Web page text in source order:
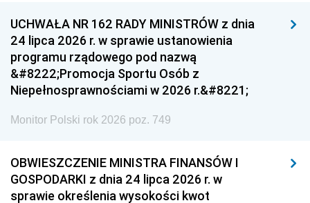
UCHWAŁA NR 162 RADY MINISTRÓW z dnia
24 lipca 2026 r. w sprawie ustanowienia
programu rządowego pod nazwą
&#8222;Promocja Sportu Osób z
Niepełnosprawnościami w 2026 r.&#8221;
Monitor Polski rok 2026 poz. 749
OBWIESZCZENIE MINISTRA FINANSÓW I
GOSPODARKI z dnia 24 lipca 2026 r. w
sprawie określenia wysokości kwot